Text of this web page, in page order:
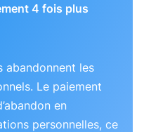
4 fois plus
abandonnent les
Le paiement
en
personnelles, ce